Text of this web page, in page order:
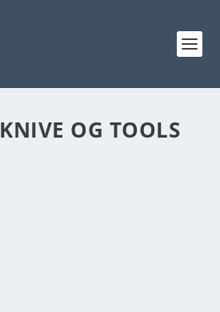
KNIVE OG TOOLS